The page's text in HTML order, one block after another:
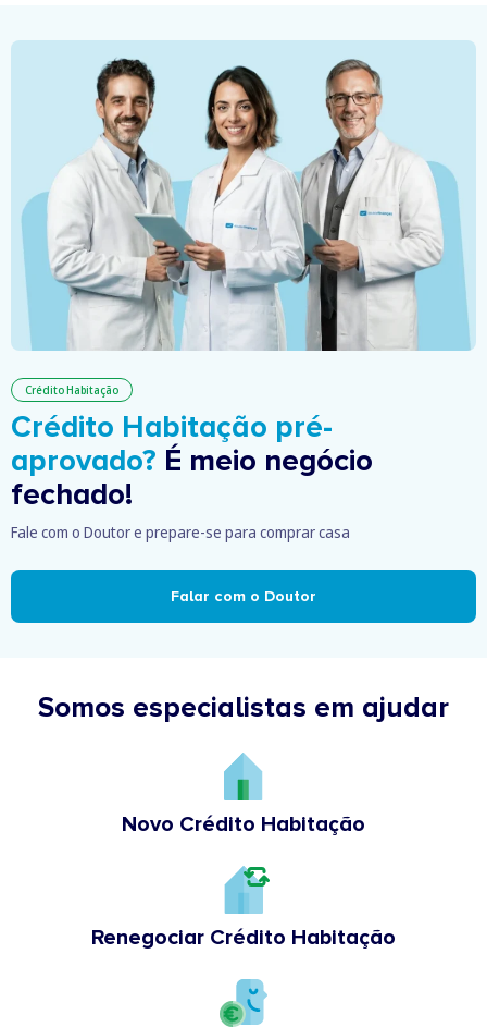
Crédito Habitação
Crédito Habitação pré-
aprovado? É meio negócio
fechado!
Fale com o Doutor e prepare-se para comprar casa
Falar com o Doutor
Somos especialistas em ajudar
Novo Crédito Habitação
Renegociar Crédito Habitação